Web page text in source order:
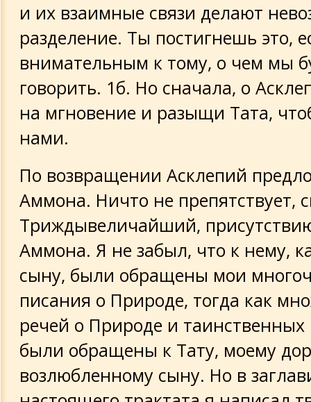
и их взаимные связи делают
разделение. Ты постигнешь это,
внимательным к тому, о чем мы
говорить. 1б. Но сначала, о
на мгновение и разыщи Тата,
нами.
По возвращении Асклепий
Аммона. Ничто не препятствует,
Триждывеличайший,
Аммона. Я не забыл, что к нему,
сыну, были обращены мои
писания о Природе, тогда как
речей о Природе и
были обращены к Тату, моему
возлюбленному сыну. Но в
Здоровье души
Определения
Без названия
О Волнениях тела, сковывающих
Асклепий
Завещание (или слова тайн) Гермеса
Трисмегиста [Изумрудная таблица]
Гермес к Аммону
Из речей Гермеса
Фрагмент из "Афродиты"
Из книги "Дева, или зеница мира"